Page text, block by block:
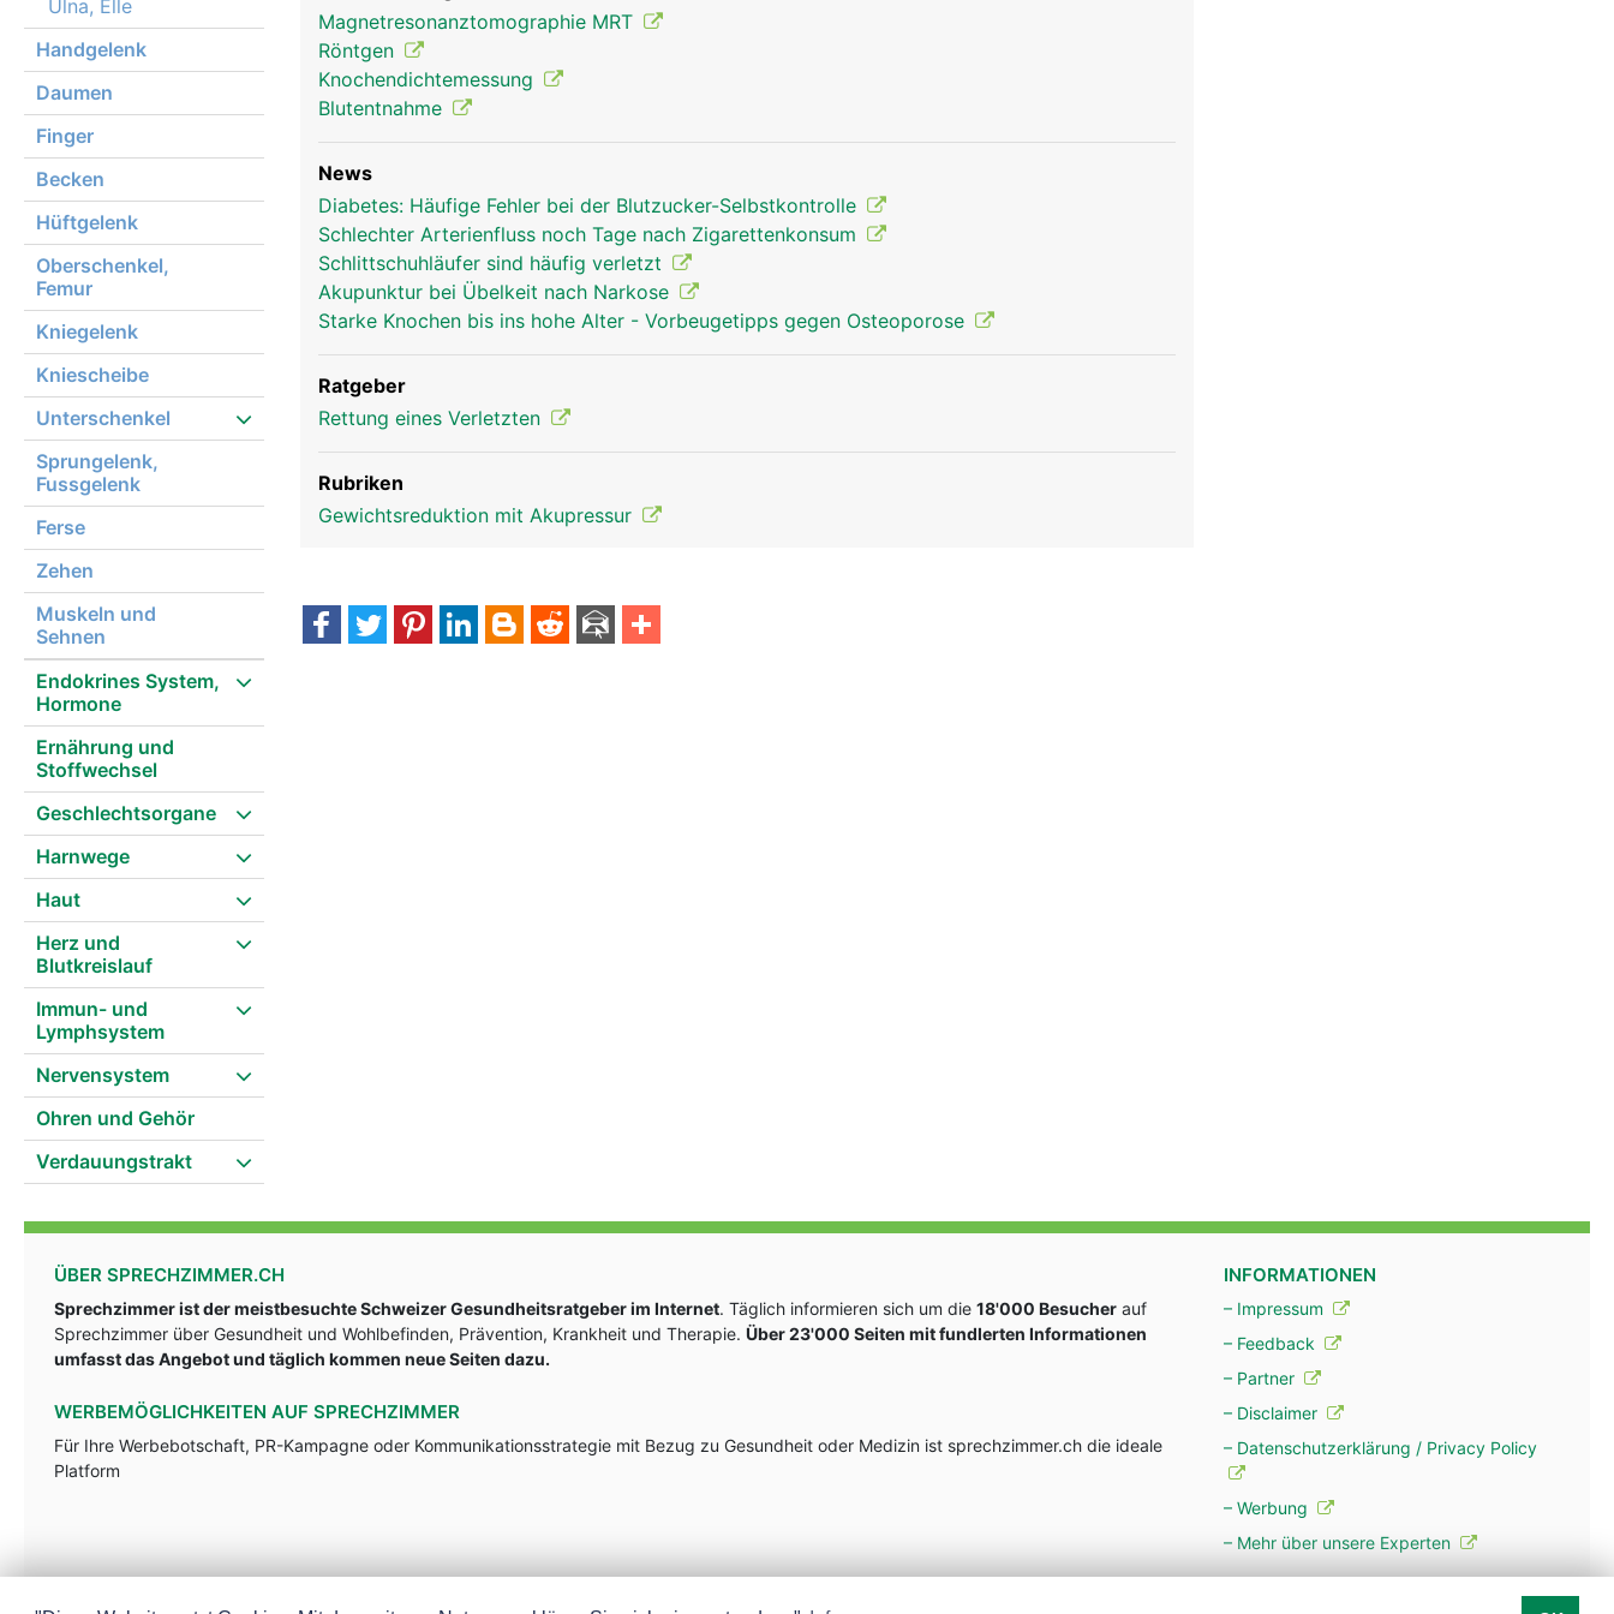
Ulna, Elle
Handgelenk
Daumen
Finger
Becken
Hüftgelenk
Oberschenkel,
Femur
Kniegelenk
Kniescheibe
Unterschenkel
Sprungelenk,
Fussgelenk
Ferse
Zehen
Muskeln und
Sehnen
Endokrines System,
Hormone
Ernährung und
Stoffwechsel
Geschlechtsorgane
Harnwege
Haut
Herz und
Blutkreislauf
Immun- und
Lymphsystem
Nervensystem
Ohren und Gehör
Verdauungstrakt
Magnetresonanztomographie MRT
Röntgen
Knochendichtemessung
Blutentnahme
News
Diabetes: Häufige Fehler bei der Blutzucker-Selbstkontrolle
Schlechter Arterienfluss noch Tage nach Zigarettenkonsum
Schlittschuhläufer sind häufig verletzt
Akupunktur bei Übelkeit nach Narkose
Starke Knochen bis ins hohe Alter - Vorbeugetipps gegen Osteoporose
Ratgeber
Rettung eines Verletzten
Rubriken
Gewichtsreduktion mit Akupressur
ÜBER SPRECHZIMMER.CH
Sprechzimmer ist der meistbesuchte Schweizer Gesundheitsratgeber im Internet. Täglich informieren sich um die 18'000 Besucher auf
Sprechzimmer über Gesundheit und Wohlbefinden, Prävention, Krankheit und Therapie. Über 23'000 Seiten mit fundlerten Informationen
umfasst das Angebot und täglich kommen neue Seiten dazu.
WERBEMÖGLICHKEITEN AUF SPRECHZIMMER
Für Ihre Werbebotschaft, PR-Kampagne oder Kommunikationsstrategie mit Bezug zu Gesundheit oder Medizin ist sprechzimmer.ch die ideale
Platform
INFORMATIONEN
– Impressum
– Feedback
– Partner
– Disclaimer
– Datenschutzerklärung / Privacy Policy
– Werbung
– Mehr über unsere Experten